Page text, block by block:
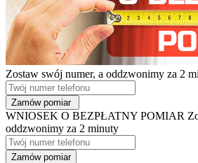
Zostaw swój numer, a oddzwonimy za 2
WNIOSEK O BEZPŁATNY POMIAR
oddzwonimy za 2 minuty